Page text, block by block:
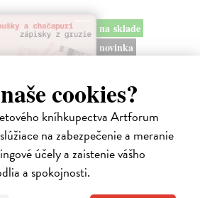
cookies?
kníhkupectva Artforum
na zabezpečenie a meranie
účely a zaistenie vášho
a spokojnosti.
na sklade
novinka